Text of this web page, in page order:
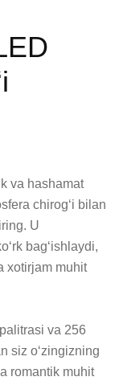
va hashamat
chirog‘i bilan
U
bag‘ishlaydi,
xotirjam muhit
va 256
siz o‘zingizning
romantik muhit